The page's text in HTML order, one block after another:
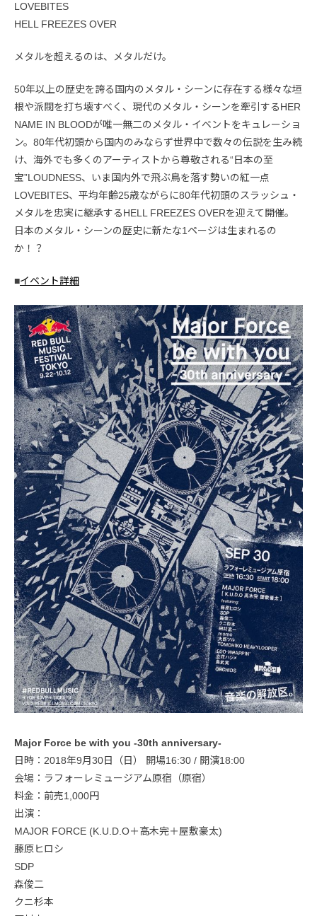
LOVEBITES
HELL FREEZES OVER
メタルを超えるのは、メタルだけ。
50年以上の歴史を誇る国内のメタル・シーンに存在する様々な垣
根や派閥を打ち壊すべく、現代のメタル・シーンを牽引するHER
NAME IN BLOODが唯一無二のメタル・イベントをキュレーショ
ン。80年代初頭から国内のみならず世界中で数々の伝説を生み続
け、海外でも多くのアーティストから尊敬される“日本の至
宝”LOUDNESS、いま国内外で飛ぶ鳥を落す勢いの紅一点
LOVEBITES、平均年齢25歳ながらに80年代初頭のスラッシュ・
メタルを忠実に継承するHELL FREEZES OVERを迎えて開催。
日本のメタル・シーンの歴史に新たな1ページは生まれるの
か！？
■イベント詳細
Major Force be with you -30th anniversary-
日時：2018年9月30日（日） 開場16:30 / 開演18:00
会場：ラフォーレミュージアム原宿（原宿）
料金：前売1,000円
出演：
MAJOR FORCE (K.U.D.O＋高木完＋屋敷豪太)
藤原ヒロシ
SDP
森俊二
クニ杉本